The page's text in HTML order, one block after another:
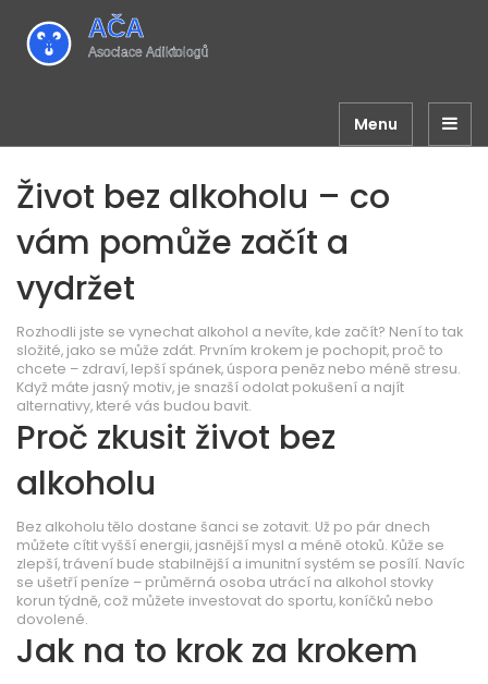
Menu
Život bez alkoholu – co
vám pomůže začít a
vydržet
Rozhodli jste se vynechat alkohol a nevíte, kde začít? Není to tak
složité, jako se může zdát. Prvním krokem je pochopit, proč to
chcete – zdraví, lepší spánek, úspora peněz nebo méně stresu.
Když máte jasný motiv, je snazší odolat pokušení a najít
alternativy, které vás budou bavit.
Proč zkusit život bez
alkoholu
Bez alkoholu tělo dostane šanci se zotavit. Už po pár dnech
můžete cítit vyšší energii, jasnější mysl a méně otoků. Kůže se
zlepší, trávení bude stabilnější a imunitní systém se posílí. Navíc
se ušetří peníze – průměrná osoba utrácí na alkohol stovky
korun týdně, což můžete investovat do sportu, koníčků nebo
dovolené.
Jak na to krok za krokem